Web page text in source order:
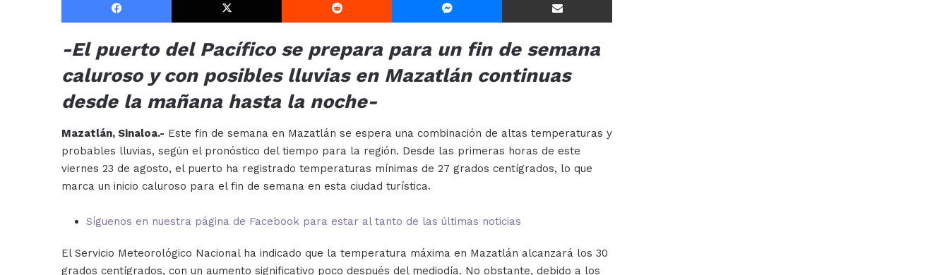
-El puerto del Pacífico se prepara para un fin de semana
caluroso y con posibles lluvias en Mazatlán continuas
desde la mañana hasta la noche-
Mazatlán, Sinaloa.- Este fin de semana en Mazatlán se espera una combinación de altas temperaturas y
probables lluvias, según el pronóstico del tiempo para la región. Desde las primeras horas de este
viernes 23 de agosto, el puerto ha registrado temperaturas mínimas de 27 grados centígrados, lo que
marca un inicio caluroso para el fin de semana en esta ciudad turística.
Síguenos en nuestra página de Facebook para estar al tanto de las últimas noticias
El Servicio Meteorológico Nacional ha indicado que la temperatura máxima en Mazatlán alcanzará los 30
grados centígrados, con un aumento significativo poco después del mediodía. No obstante, debido a los